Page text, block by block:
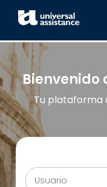
Bienvenido
Tu plataforma
Usuario